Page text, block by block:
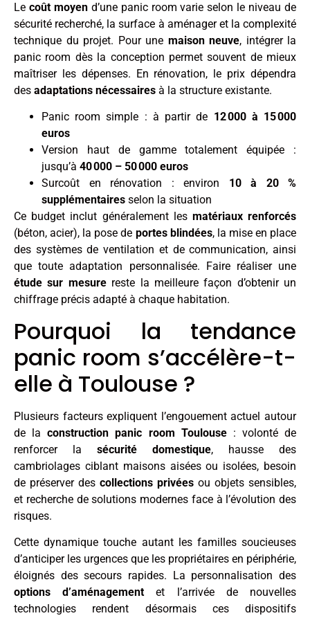
Le coût moyend’une panic room varie selon le niveau de
sécurité recherché, la surface à aménager et la complexité
technique du projet. Pour une maison neuve, intégrer la
panic room dès la conception permet souvent de mieux
maîtriser les dépenses. En rénovation, le prix dépendra
des adaptations nécessaires à la structure existante.
Panic room simple : à partir de 12 000 à 15 000
euros
Version haut de gamme totalement équipée :
jusqu’à 40 000 – 50 000 euros
Surcoût en rénovation : environ 10 à 20 %
supplémentaires selon la situation
Ce budget inclut généralement les matériaux renforcés
(béton, acier), la pose de portes blindées, la mise en place
des systèmes de ventilation et de communication, ainsi
que toute adaptation personnalisée. Faire réaliser une
étude sur mesurereste la meilleure façon d’obtenir un
chiffrage précis adapté à chaque habitation.
Pourquoi la tendance
panic room s’accélère-t-
elle à Toulouse ?
Plusieurs facteurs expliquent l’engouement actuel autour
de laconstruction panic room Toulouse: volonté de
renforcer la sécurité domestique, hausse des
cambriolages ciblant maisons aisées ou isolées, besoin
de préserver des collections privées ou objets sensibles,
et recherche de solutions modernes face à l’évolution des
risques.
Cette dynamique touche autant les familles soucieuses
d’anticiper les urgences que les propriétaires en périphérie,
éloignés des secours rapides. La personnalisation des
options d’aménagement et l’arrivée de nouvelles
technologies rendent désormais ces dispositifs